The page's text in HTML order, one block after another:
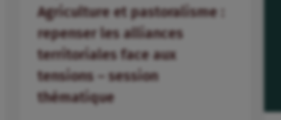
Agriculture et pastoralisme :
repenser les alliances
territoriales face aux
tensions – session
thématique